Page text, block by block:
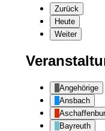
Zurück
Heute
Weiter
Angehörige
Ansbach
Bayreuth